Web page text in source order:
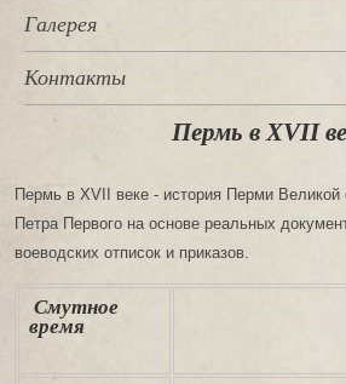
Галерея
Контакты
Пермь в XVII
Пермь в XVII веке - история Перми Великой
Петра Первого на основе реальных
воеводских отписок и приказов.
Смутное
время